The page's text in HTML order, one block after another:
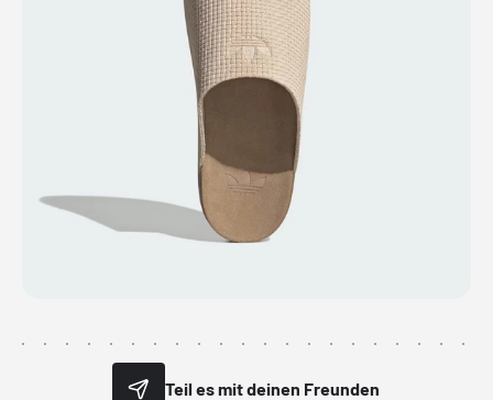
Teil es mit deinen Freunden